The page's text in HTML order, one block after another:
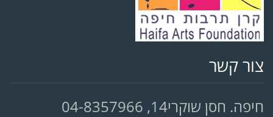
צור קשר
חיפה. חסן שוקרי14, 04-8357966